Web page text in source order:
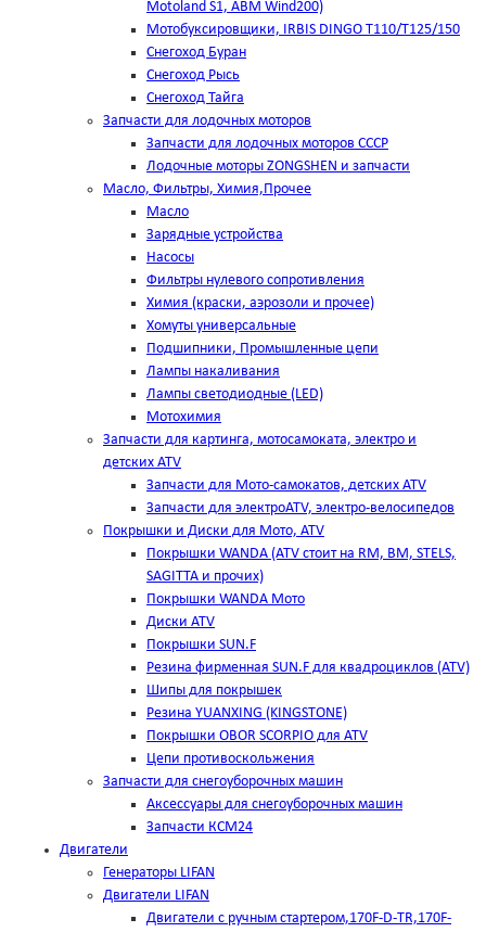
Motoland S1, ABM Wind200)
Мотобуксировщики, IRBIS DINGO Т110/Т125/150
Снегоход Буран
Снегоход Рысь
Снегоход Тайга
Запчасти для лодочных моторов
Запчасти для лодочных моторов СССР
Лодочные моторы ZONGSHEN и запчасти
Масло, Фильтры, Химия,Прочее
Масло
Зарядные устройства
Насосы
Фильтры нулевого сопротивления
Химия (краски, аэрозоли и прочее)
Хомуты универсальные
Подшипники, Промышленные цепи
Лампы накаливания
Лампы светодиодные (LED)
Мотохимия
Запчасти для картинга, мотосамоката, электро и
детских ATV
Запчасти для Мото-самокатов, детских ATV
Запчасти для электроATV, электро-велосипедов
Покрышки и Диски для Мото, ATV
Покрышки WANDA (АТV стоит на RM, BM, STELS,
SAGITTA и прочих)
Покрышки WANDA Мото
Диски ATV
Покрышки SUN.F
Резина фирменная SUN.F для квадроциклов (АТV)
Шипы для покрышек
Резина YUANXING (KINGSTONE)
Покрышки OBOR SCORPIO для ATV
Цепи противоскольжения
Запчасти для снегоуборочных машин
Аксессуары для снегоуборочных машин
Запчасти КСМ24
Двигатели
Генераторы LIFAN
Двигатели LIFAN
Двигатели с ручным стартером,170F-D-TR,170F-